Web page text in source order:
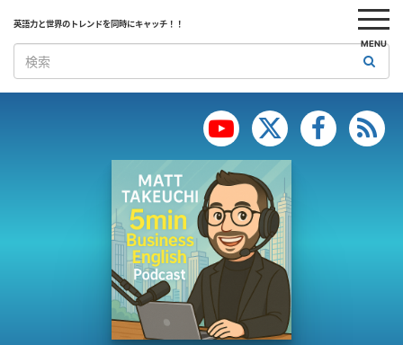
MENU
英語力と世界のトレンドを同時にキャッチ！！